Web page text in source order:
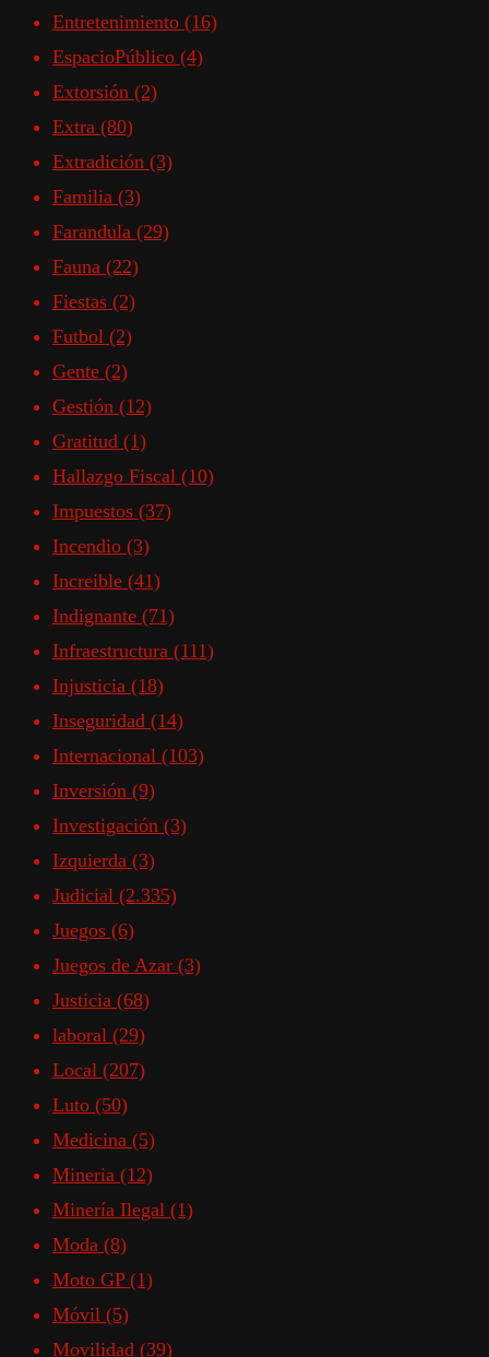
Entretenimiento (16)
EspacioPúblico (4)
Extorsión (2)
Extra (80)
Extradición (3)
Familia (3)
Farandula (29)
Fauna (22)
Fiestas (2)
Futbol (2)
Gente (2)
Gestión (12)
Gratitud (1)
Hallazgo Fiscal (10)
Impuestos (37)
Incendio (3)
Increible (41)
Indignante (71)
Infraestructura (111)
Injusticia (18)
Inseguridad (14)
Internacional (103)
Inversión (9)
Investigación (3)
Izquierda (3)
Judicial (2.335)
Juegos (6)
Juegos de Azar (3)
Justicia (68)
laboral (29)
Local (207)
Luto (50)
Medicina (5)
Mineria (12)
Minería Ilegal (1)
Moda (8)
Moto GP (1)
Móvil (5)
Movilidad (39)